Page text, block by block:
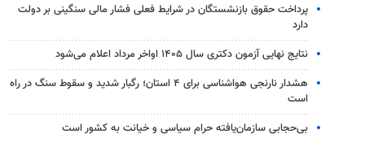
پرداخت حقوق بازنشستگان در شرایط فعلی فشار مالی سنگینی بر دولت
دارد
نتایج نهایی آزمون دکتری سال ۱۴۰۵ اواخر مرداد اعلام می‌شود
هشدار نارنجی هواشناسی برای ۴ استان؛ رگبار شدید و سقوط سنگ در راه
است
بی‌حجابی سازمان‌یافته حرام سیاسی و خیانت به کشور است